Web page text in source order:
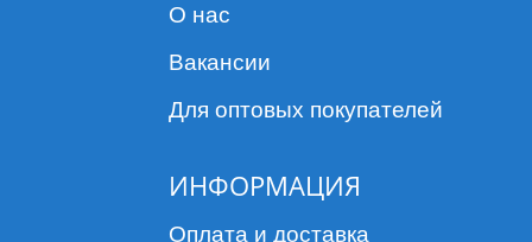
О нас
Вакансии
Для оптовых покупателей
ИНФОРМАЦИЯ
Оплата и доставка